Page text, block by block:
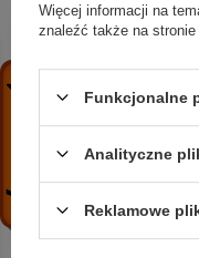
Solarny
duży ALU
46,78 zł / szt.
Odstraszacz
Bateryjny
prosty PLUS
29,99 zł / szt.
Więcej informacji na
znaleźć także na stronie
Funkcjonalne
Analityczne
Reklamowe